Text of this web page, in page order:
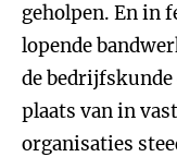
geholpen. En in
lopende
de
plaats van in
organisaties